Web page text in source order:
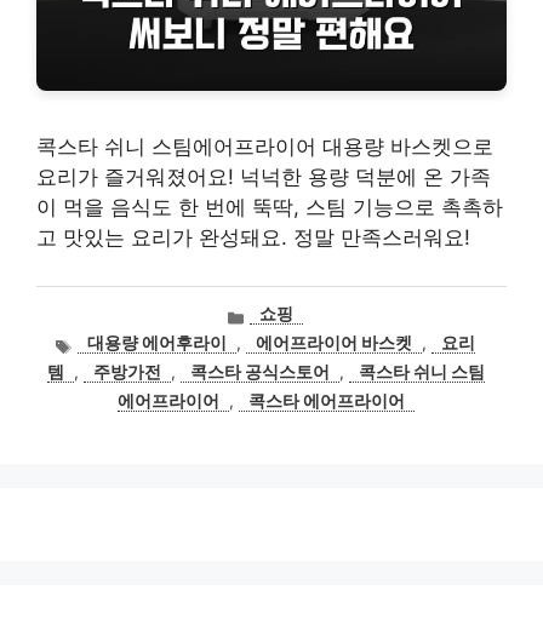
콕스타 쉬니 스팀에어프라이어 대용량 바스켓으로
요리가 즐거워졌어요! 넉넉한 용량 덕분에 온 가족
이 먹을 음식도 한 번에 뚝딱, 스팀 기능으로 촉촉하
고 맛있는 요리가 완성돼요. 정말 만족스러워요!
카
테
고
리
쇼핑
태대용량 에어후라이 , 에어프라이어 바스켓 ,
요리
템
, 주방가전 , 콕스타 공식스토어 ,
콕스타 쉬니 스팀
에어프라이어
, 콕스타 에어프라이어